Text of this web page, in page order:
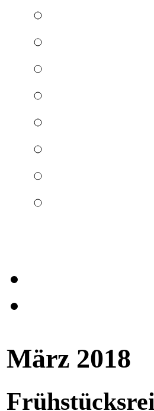
März 2018